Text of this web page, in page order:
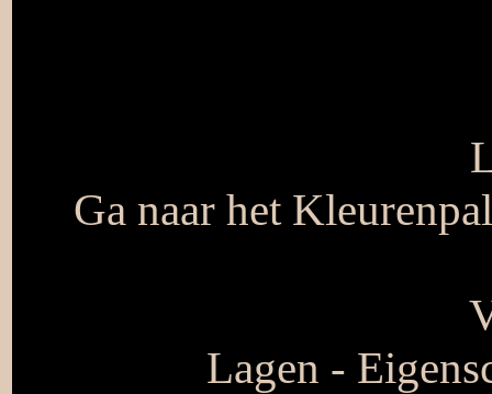
Ga naar het
Lagen -